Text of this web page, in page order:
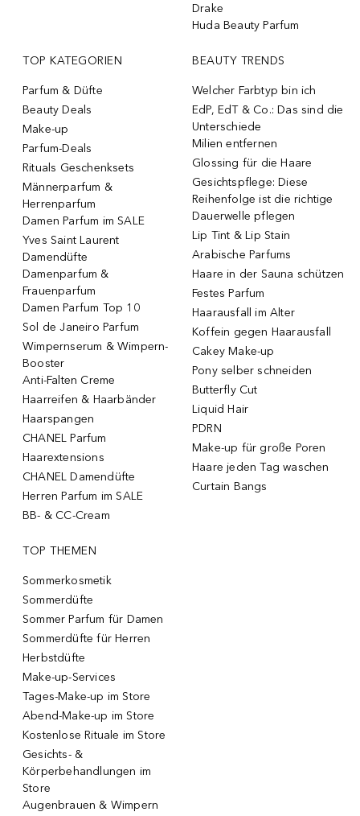
Drake
Huda Beauty Parfum
TOP KATEGORIEN
Parfum & Düfte
Beauty Deals
Make-up
Parfum-Deals
Rituals Geschenksets
Männerparfum &
Herrenparfum
Damen Parfum im SALE
Yves Saint Laurent
Damendüfte
Damenparfum &
Frauenparfum
Damen Parfum Top 10
Sol de Janeiro Parfum
Wimpernserum & Wimpern-
Booster
Anti-Falten Creme
Haarreifen & Haarbänder
Haarspangen
CHANEL Parfum
Haarextensions
CHANEL Damendüfte
Herren Parfum im SALE
BB- & CC-Cream
BEAUTY TRENDS
Welcher Farbtyp bin ich
EdP, EdT & Co.: Das sind die
Unterschiede
Milien entfernen
Glossing für die Haare
Gesichtspflege: Diese
Reihenfolge ist die richtige
Dauerwelle pflegen
Lip Tint & Lip Stain
Arabische Parfums
Haare in der Sauna schützen
Festes Parfum
Haarausfall im Alter
Koffein gegen Haarausfall
Cakey Make-up
Pony selber schneiden
Butterfly Cut
Liquid Hair
PDRN
Make-up für große Poren
Haare jeden Tag waschen
Curtain Bangs
TOP THEMEN
Sommerkosmetik
Sommerdüfte
Sommer Parfum für Damen
Sommerdüfte für Herren
Herbstdüfte
Make-up-Services
Tages-Make-up im Store
Abend-Make-up im Store
Kostenlose Rituale im Store
Gesichts- &
Körperbehandlungen im
Store
Augenbrauen & Wimpern